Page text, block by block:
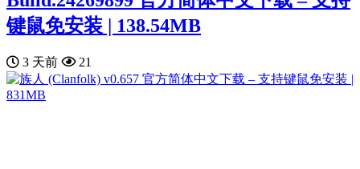
键鼠免安装 | 138.54MB
3 天前 21